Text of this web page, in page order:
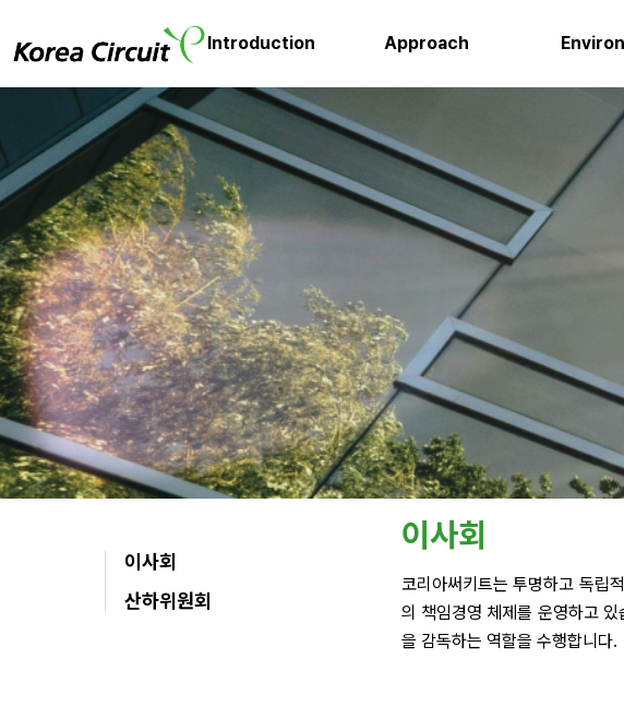
Introduction Approach
이사회
산하위원회
이사회
코리아써키트는 투명하고 독립
의 책임경영 체제를 운영하고
을 감독하는 역할을 수행합니다.